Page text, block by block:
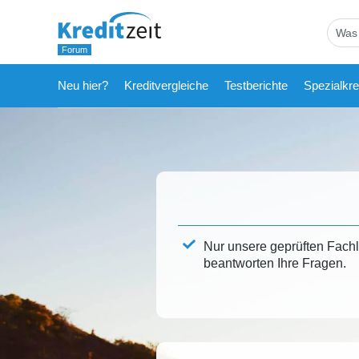
Neu hier? Kreditvergleiche Testberichte
Nur unsere geprüften
beantworten Ihre Fragen.